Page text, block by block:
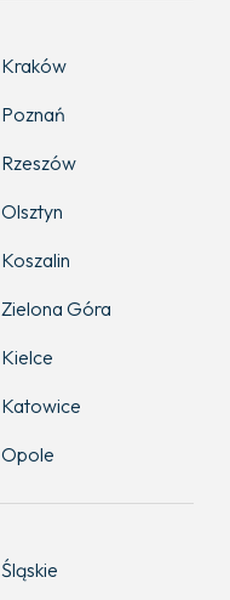
Kraków
Poznań
Rzeszów
Olsztyn
Koszalin
Zielona Góra
Kielce
Katowice
Opole
Śląskie